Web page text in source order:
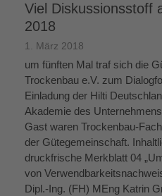
Viel Diskussionsstoff
2018
1. März 2018
um fünften Mal traf sich die
Trockenbau e.V. zum
Einladung der Hilti
Akademie des
Gast waren Trockenbau-
der Gütegemeinschaft.
druckfrische Merkblatt 04
von
Dipl.-Ing. (FH) MEng Katrin